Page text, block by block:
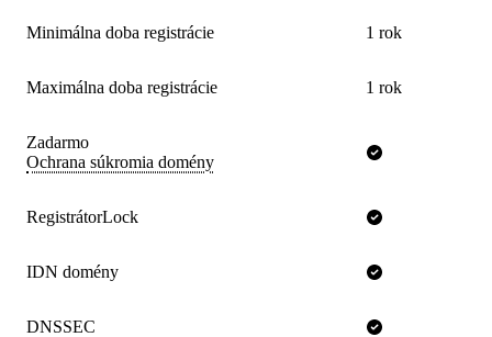
Minimálna doba registrácie 1 rok
Maximálna doba registrácie 1 rok
Ochrana súkromia domény
Zadarmo
RegistrátorLock
IDN domény
DNSSEC